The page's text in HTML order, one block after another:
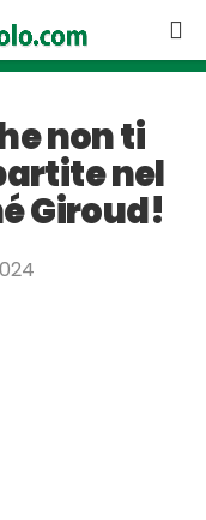
non ti
nel
Giroud!